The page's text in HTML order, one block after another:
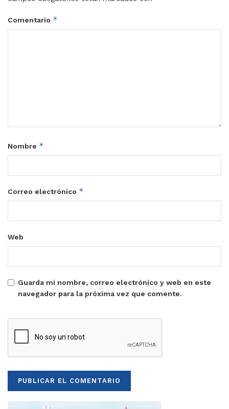
Comentario *
Nombre *
Correo electrónico *
Web
Guarda mi nombre, correo electrónico y web en este
navegador para la próxima vez que comente.